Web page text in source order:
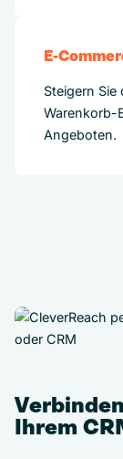
E-
Steigern
Warenkorb-
Angeboten.
Ihrem